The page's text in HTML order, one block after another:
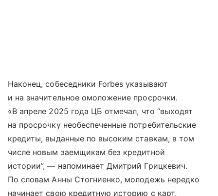
Наконец, собеседники Forbes указывают
и на значительное омоложение просрочки.
«В апреле 2025 года ЦБ отмечал, что “выходят
на просрочку необеспеченные потребительские
кредиты, выданные по высоким ставкам, в том
числе новым заемщикам без кредитной
истории”, — напоминает Дмитрий Грицкевич.
По словам Анны Стогниенко, молодежь нередко
начинает свою кредитную историю с карт,